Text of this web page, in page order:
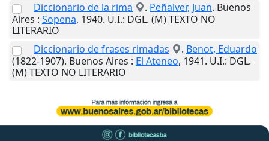
Diccionario de la rima
. Peñalver, Juan. Buenos
Aires : Sopena, 1940. U.I.: DGL. (M) TEXTO NO
LITERARIO
Diccionario de frases rimadas
. Benot, Eduardo
(1822-1907). Buenos Aires : El Ateneo, 1941. U.I.: DGL.
(M) TEXTO NO LITERARIO